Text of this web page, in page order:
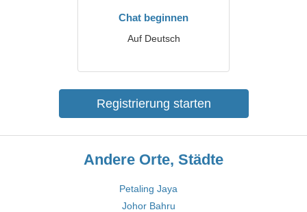
Chat beginnen
Auf Deutsch
Registrierung starten
Andere Orte, Städte
Petaling Jaya
Johor Bahru